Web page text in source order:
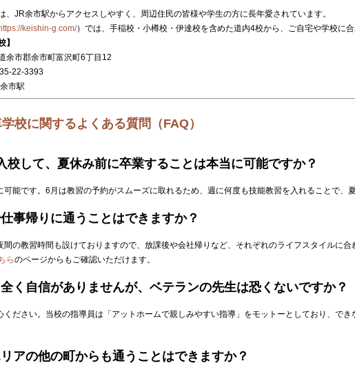
、JR余市駅からアクセスしやすく、周辺住民の皆様や学生の方に長年愛されています。
keishin-g.com/）では、手稲校・小樽校・伊達校を含めた道内4校から、ご自宅や学校に
】
余市郡余市町富沢町6丁目12
22-3393
市駅
校に関するよくある質問（FAQ）
校して、夏休み前に卒業することは本当に可能ですか？
可能です。6月は教習の予約がスムーズに取れるため、週に何度も技能教習を入れることで、
事帰りに通うことはできますか？
間の教習時間も設けておりますので、放課後や会社帰りなど、それぞれのライフスタイルに
らのページからもご確認いただけます。
く自信がありませんが、ベテランの先生は恐くないですか？
ください。当校の指導員は「アットホームで親しみやすい指導」をモットーとしており、で
アの他の町からも通うことはできますか？